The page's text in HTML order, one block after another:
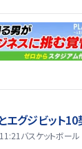
エグジビット10
バスケットボール